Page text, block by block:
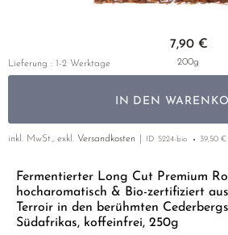
ZHANGPING SHUI XIAN
EMPFEHLUNGEN
SETS & GIFTS
KENIA
EMPFEHLUNGEN
SETS & GIFTS
HOLUNDERBLÜTEN
INGWER
JOHANNISKRAUT
KORNBLUMENBLÜTEN
KURKUMA
Fermentierter Long Cut Premium
hocharomatisch & Bio-zertifiziert
Terroir in den berühmten
Südafrikas, koffeinfrei, 250g
7,90 €
200g
IN DEN
Lieferung : 1-2 Werktage
inkl. MwSt., exkl. Versandkosten ID 5224-bio 39,50 €